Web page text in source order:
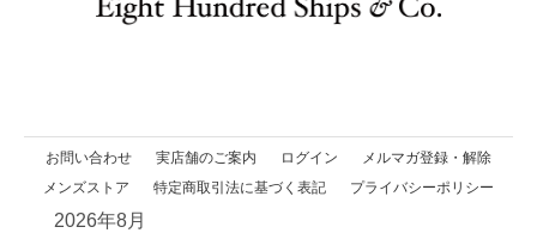
お問い合わせ 実店舗のご案内 ログイン
メルマガ登録・解除
メンズストア
特定商取引法に基づく表記 プライバシーポリシー
2026年8月